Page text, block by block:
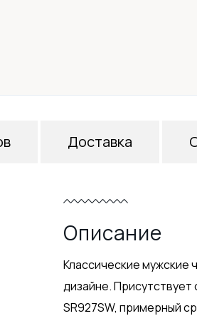
Описание
Классические мужские
дизайне.
SR927SW, примерный
Доставка